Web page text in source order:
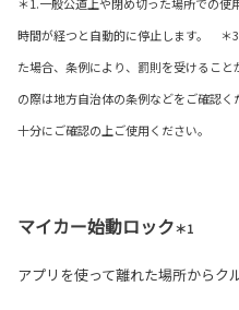
時間が経つと自動的に停止します。 ＊
た場合、条例により、罰則を受けるこ
の際は地方自治体の条例などをご確認
十分にご確認の上ご使用ください。
マイカー始動ロック＊1
アプリを使って離れた場所からク